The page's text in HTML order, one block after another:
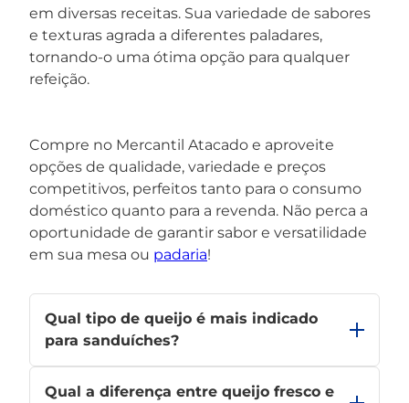
em diversas receitas. Sua variedade de sabores
e texturas agrada a diferentes paladares,
tornando-o uma ótima opção para qualquer
refeição.
Compre no Mercantil Atacado e aproveite
opções de qualidade, variedade e preços
competitivos, perfeitos tanto para o consumo
doméstico quanto para a revenda. Não perca a
oportunidade de garantir sabor e versatilidade
em sua mesa ou padaria!
Qual tipo de queijo é mais indicado
para sanduíches?
muçarela, prato e minas devido à sua textura e
Qual a diferença entre queijo fresco e